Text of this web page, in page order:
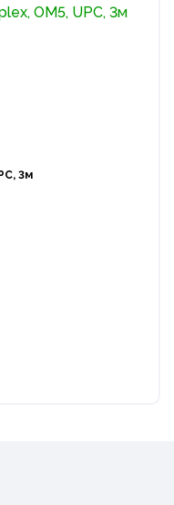
3м